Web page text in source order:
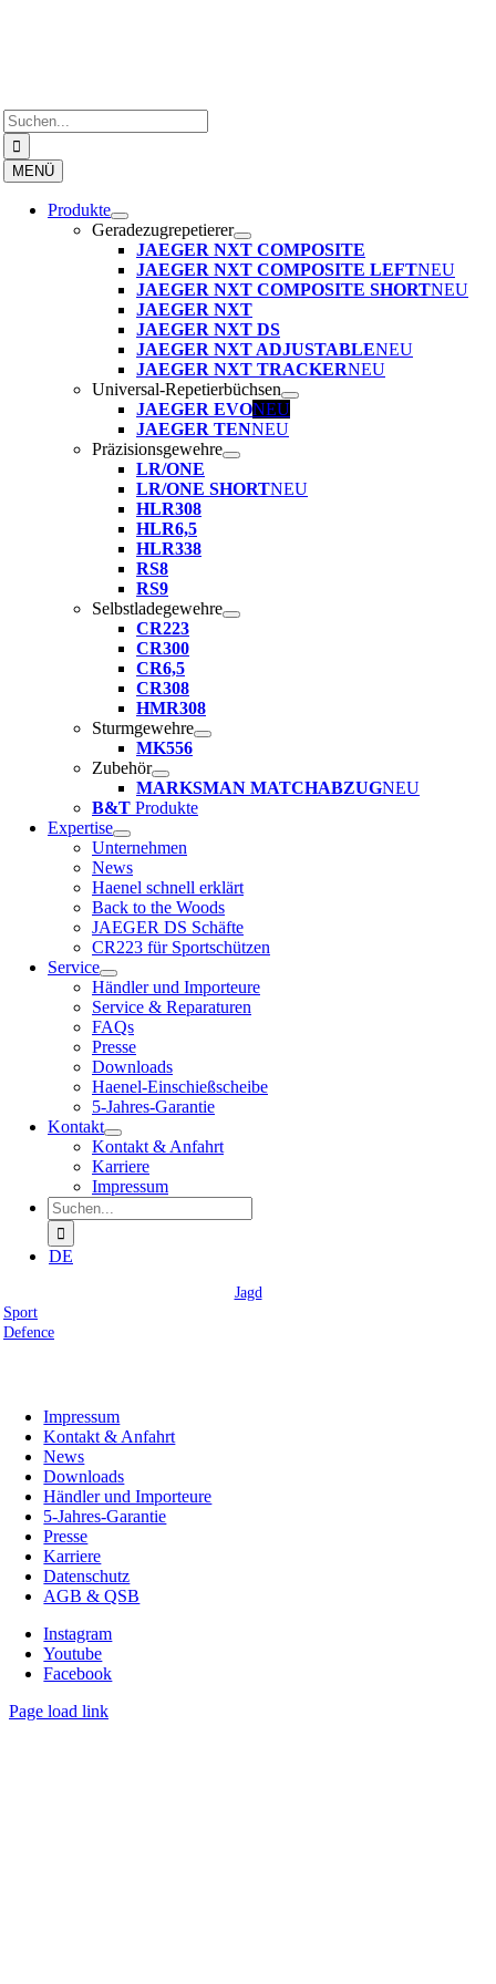
Suche
nach:
MENÜ
Produkte
Geradezugrepetierer
JAEGER NXT COMPOSITE
JAEGER NXT COMPOSITE LEFTNEU
JAEGER NXT COMPOSITE SHORTNEU
JAEGER NXT
JAEGER NXT DS
JAEGER NXT ADJUSTABLENEU
JAEGER NXT TRACKERNEU
Universal-Repetierbüchsen
JAEGER EVONEU
JAEGER TENNEU
Präzisionsgewehre
LR/ONE
LR/ONE SHORTNEU
HLR308
HLR6,5
HLR338
RS8
RS9
Selbstladegewehre
CR223
CR300
CR6,5
CR308
HMR308
Sturmgewehre
MK556
Zubehör
MARKSMAN MATCHABZUGNEU
B&T Produkte
Expertise
Unternehmen
News
Haenel schnell erklärt
Back to the Woods
JAEGER DS Schäfte
CR223 für Sportschützen
Service
Händler und Importeure
Service & Reparaturen
FAQs
Presse
Downloads
Haenel-Einschießscheibe
5-Jahres-Garantie
Kontakt
Kontakt & Anfahrt
Karriere
Impressum
Suche
nach:
DE
Jagd
Sport
Defence
Impressum
Kontakt & Anfahrt
News
Downloads
Händler und Importeure
5-Jahres-Garantie
Presse
Karriere
Datenschutz
AGB & QSB
Instagram
Youtube
Facebook
Page load link